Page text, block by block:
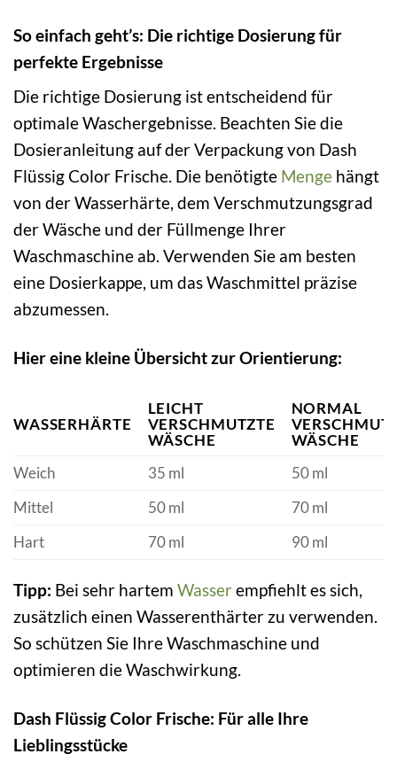
So einfach geht’s: Die richtige Dosierung für
perfekte Ergebnisse
Die richtige Dosierung ist entscheidend für
optimale Waschergebnisse. Beachten Sie die
Dosieranleitung auf der Verpackung von Dash
Flüssig Color Frische. Die benötigte Menge hängt
von der Wasserhärte, dem Verschmutzungsgrad
der Wäsche und der Füllmenge Ihrer
Waschmaschine ab. Verwenden Sie am besten
eine Dosierkappe, um das Waschmittel präzise
abzumessen.
Hier eine kleine Übersicht zur Orientierung:
WASSERHÄRTE
LEICHT
VERSCHMUTZTE
WÄSCHE
NORMAL
WÄSCHE
Weich
35 ml
50 ml
Mittel
50 ml
70 ml
Hart
70 ml 90 ml
Tipp: Bei sehr hartem Wasser empfiehlt es sich,
zusätzlich einen Wasserenthärter zu verwenden.
So schützen Sie Ihre Waschmaschine und
optimieren die Waschwirkung.
Dash Flüssig Color Frische: Für alle Ihre
Lieblingsstücke